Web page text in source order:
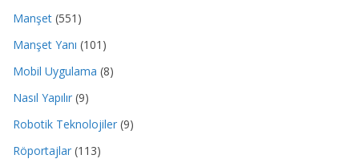
Manşet (551)
Manşet Yanı (101)
Mobil Uygulama (8)
Nasıl Yapılır (9)
Robotik Teknolojiler (9)
Röportajlar (113)